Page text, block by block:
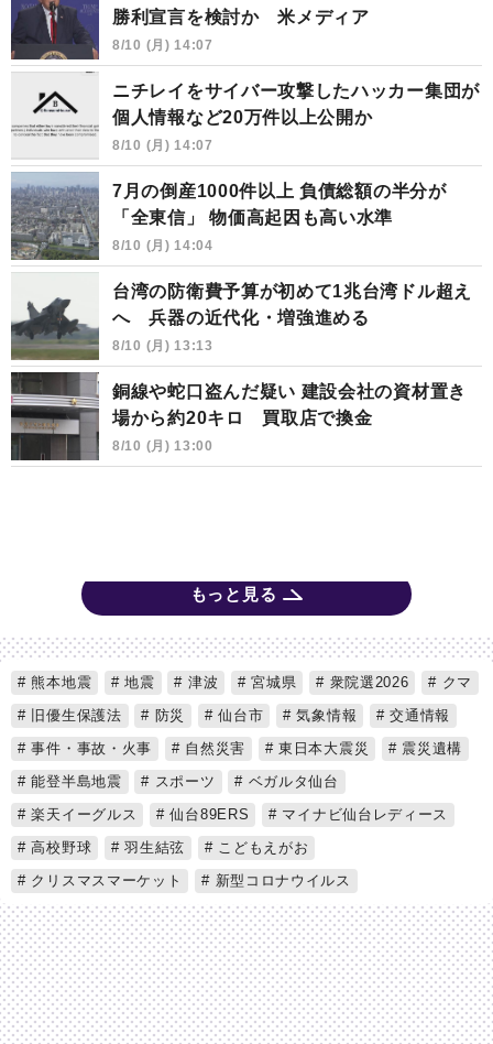
勝利宣言を検討か 米メディア
8/10 (月) 14:07
ニチレイをサイバー攻撃したハッカー集団が
個人情報など20万件以上公開か
8/10 (月) 14:07
7月の倒産1000件以上 負債総額の半分が
「全東信」 物価高起因も高い水準
8/10 (月) 14:04
台湾の防衛費予算が初めて1兆台湾ドル超え
へ 兵器の近代化・増強進める
8/10 (月) 13:13
銅線や蛇口盗んだ疑い 建設会社の資材置き
場から約20キロ 買取店で換金
8/10 (月) 13:00
もっと見る
熊本地震 地震 津波 宮城県 衆院選2026
クマ
旧優生保護法
防災 仙台市 気象情報
交通情報
事件・事故・火事
自然災害 東日本大震災
震災遺構
能登半島地震
スポーツ
ベガルタ仙台
楽天イーグルス
仙台89ERS
マイナビ仙台レディース
高校野球
羽生結弦
こどもえがお
クリスマスマーケット
新型コロナウイルス